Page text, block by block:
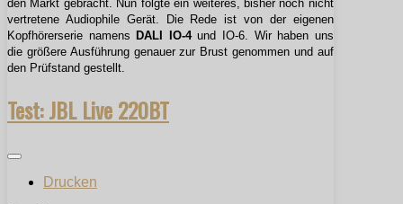
den Markt gebracht. Nun folgte ein weiteres, bisher noch nicht
vertretene Audiophile Gerät. Die Rede ist von der eigenen
Kopfhörerserie namens DALI IO-4und IO-6. Wir haben uns
die größere Ausführung genauer zur Brust genommen und auf
den Prüfstand gestellt.
Test: JBL Live 220BT
Drucken